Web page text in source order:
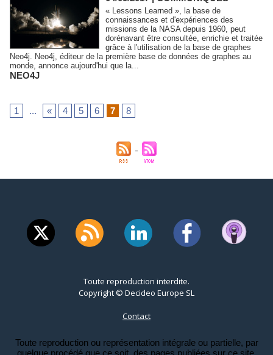
« Lessons Learned », la base de
connaissances et d'expériences des
missions de la NASA depuis 1960, peut
dorénavant être consultée, enrichie et traitée
grâce à l'utilisation de la base de graphes
Neo4j. Neo4j, éditeur de la première base de données de graphes au
monde, annonce aujourd'hui que la...
NEO4J
1 ... « 4 5 6 7 8
Toute reproduction interdite.
Copyright © Decideo Europe SL
Contact
Toute reproduction ou représentation intégrale ou partielle, par
quelque procédé que ce soit, des pages publiées sur ce site,